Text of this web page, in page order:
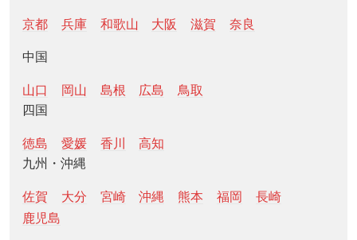
京都 兵庫 和歌山 大阪 滋賀 奈良
中国
山口 岡山 島根 広島
鳥取
四国
徳島 愛媛 香川
高知
九州・沖縄
佐賀 大分 宮崎 沖縄 熊本 福岡
長崎
鹿児島